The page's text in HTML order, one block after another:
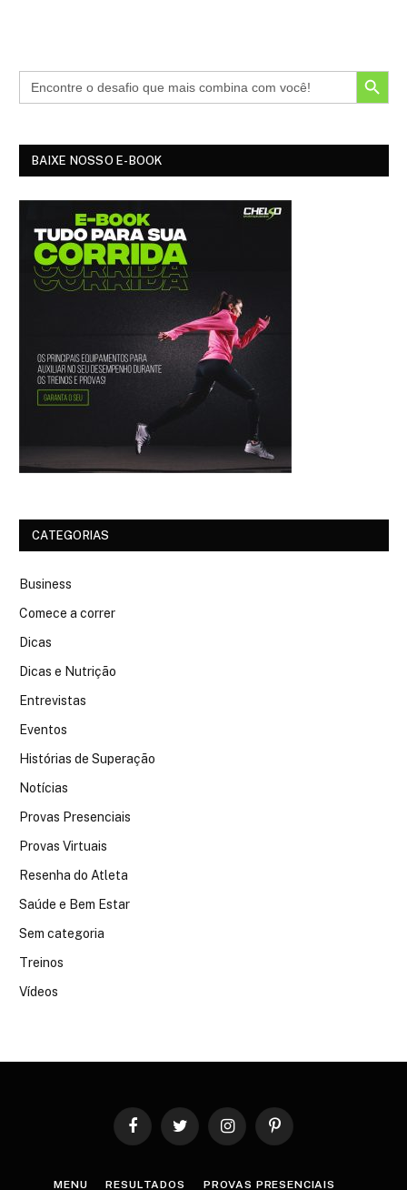
SEARCH BUTTON
BAIXE NOSSO E-BOOK
CATEGORIAS
Business
Comece a correr
Dicas
Dicas e Nutrição
Entrevistas
Eventos
Histórias de Superação
Notícias
Provas Presenciais
Provas Virtuais
Resenha do Atleta
Saúde e Bem Estar
Sem categoria
Treinos
Vídeos
FacebookTwitter InstagramPinterest
MENU RESULTADOS PROVAS PRESENCIAIS